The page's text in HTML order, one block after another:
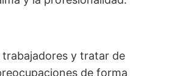
trabajadores y tratar de
de forma